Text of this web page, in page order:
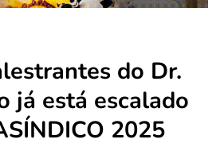
do Dr.
já está escalado
2025